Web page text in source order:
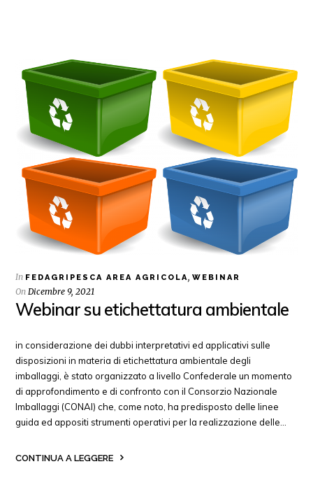
In FEDAGRIPESCA AREA AGRICOLA,WEBINAR
On Dicembre 9, 2021
Webinar su etichettatura ambientale
in considerazione dei dubbi interpretativi ed applicativi sulle
disposizioni in materia di etichettatura ambientale degli
imballaggi, è stato organizzato a livello Confederale un momento
di approfondimento e di confronto con il Consorzio Nazionale
Imballaggi (CONAI) che, come noto, ha predisposto delle linee
guida ed appositi strumenti operativi per la realizzazione delle…
CONTINUA A LEGGERE